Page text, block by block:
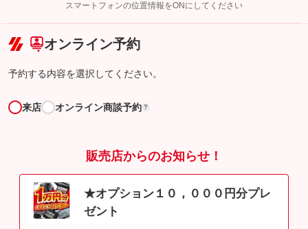
こちら
スマートフォンの位置情報をONにしてください
オンライン予約
予約する内容を選択してください。
来店 オンライン商談予約 ?
販売店からのお知らせ！
★オプション１０，０００円分プレ
ゼント